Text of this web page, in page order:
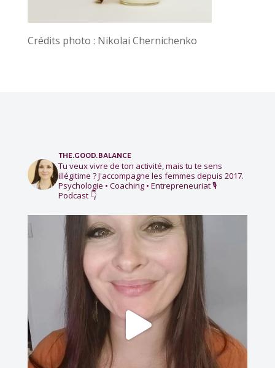
Crédits photo : Nikolai Chernichenko
the.good.balance
Tu veux vivre de ton activité, mais tu te sens
illégitime ?J'accompagne les femmes depuis 2017.
Psychologie • Coaching • Entrepreneuriat🎙️
Podcast 👇